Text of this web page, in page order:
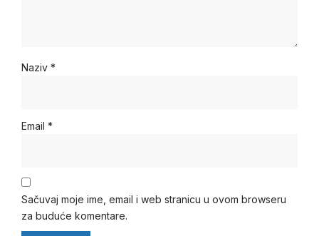
Naziv *
Email *
Sačuvaj moje ime, email i web stranicu u ovom browseru
za buduće komentare.